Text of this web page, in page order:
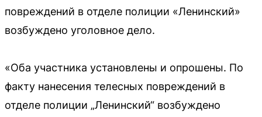
повреждений в отделе полиции «Ленинский»
возбуждено уголовное дело.
«Оба участника установлены и опрошены. По
факту нанесения телесных повреждений в
отделе полиции „Ленинский“ возбуждено